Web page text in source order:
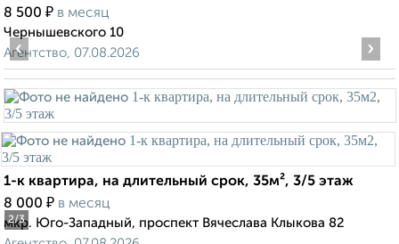
8 500 ₽ в месяц
Чернышевского 10
Агентство, 07.08.2026
2/3
‹ ›
1-к квартира, на длительный срок, 35м², 3/5 этаж
8 000 ₽ в месяц
мкр. Юго-Западный, проспект Вячеслава Клыкова 82